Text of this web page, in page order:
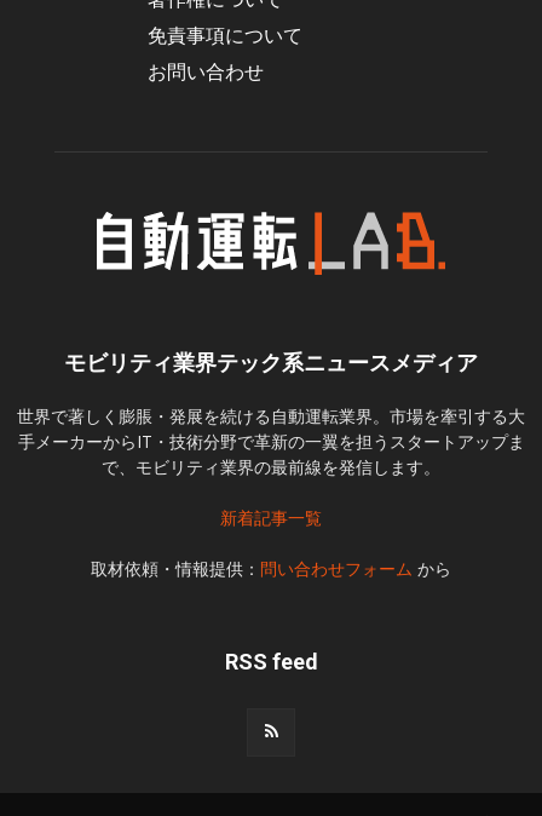
免責事項について
お問い合わせ
モビリティ業界テック系ニュースメディア
世界で著しく膨脹・発展を続ける自動運転業界。市場を牽引する大
手メーカーからIT・技術分野で革新の一翼を担うスタートアップま
で、モビリティ業界の最前線を発信します。
新着記事一覧
取材依頼・情報提供： 問い合わせフォーム から
RSS feed